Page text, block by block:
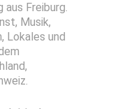
Freiburg.
Musik,
Lokales und